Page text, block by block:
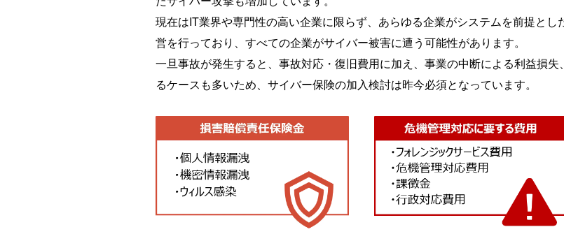
現在はIT業界や専門性の高い企業に限らず、あらゆる企業がシステムを前提とし
営を行っており、すべての企業がサイバー被害に遭う可能性があります。
一旦事故が発生すると、事故対応・復旧費用に加え、事業の中断による利益損
るケースも多いため、サイバー保険の加入検討は昨今必須となっています。